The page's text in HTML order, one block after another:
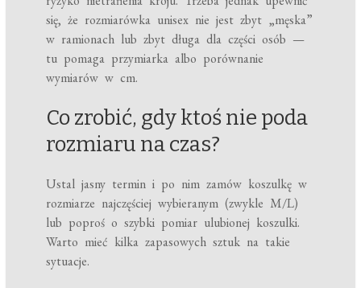
się, że rozmiarówka unisex nie jest zbyt „męska”
w ramionach lub zbyt długa dla części osób —
tu pomaga przymiarka albo porównanie
wymiarów w cm.
Co zrobić, gdy ktoś nie poda
rozmiaru na czas?
Ustal jasny termin i po nim zamów koszulkę w
rozmiarze najczęściej wybieranym (zwykle M/L)
lub poproś o szybki pomiar ulubionej koszulki.
Warto mieć kilka zapasowych sztuk na takie
sytuacje.